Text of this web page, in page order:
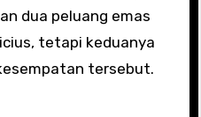
dua peluang emas
tetapi keduanya
tersebut.